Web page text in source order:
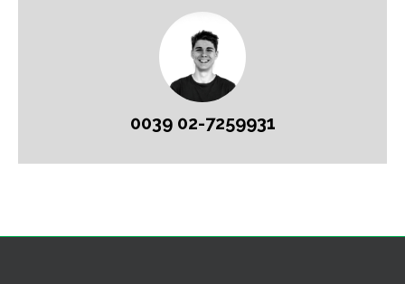
0039 02-7259931